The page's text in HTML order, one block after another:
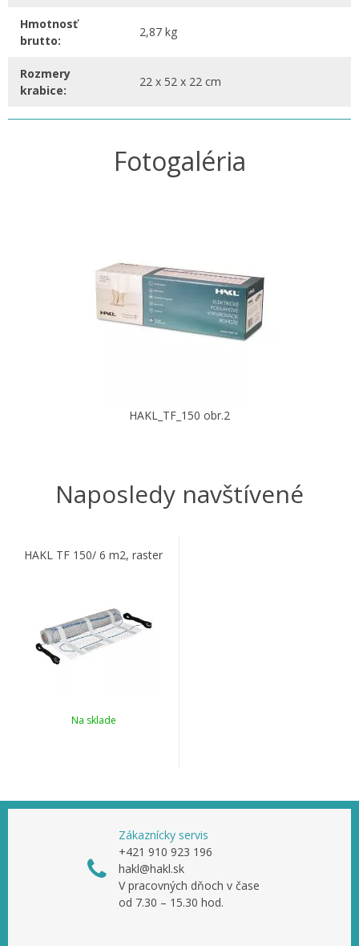
Hmotnosť
brutto:
2,87 kg
Rozmery
krabice:
22 x 52 x 22 cm
Fotogaléria
HAKL_TF_150 obr.2
Naposledy navštívené
HAKL TF 150/ 6 m2, raster
Na sklade
Zákaznícky servis
+421 910 923 196
hakl@hakl.sk
V pracovných dňoch v čase
od 7.30 – 15.30 hod.